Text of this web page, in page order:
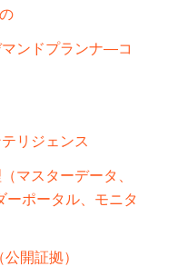
ンドプランナ―コ
リジェンス
マスターデータ、
ポータル、モニタ
開証拠）